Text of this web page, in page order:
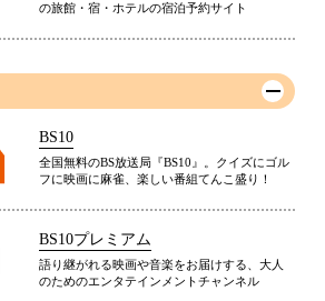
の旅館・宿・ホテルの宿泊予約サイト
BS10
全国無料のBS放送局『BS10』。クイズにゴル
フに映画に麻雀、楽しい番組てんこ盛り！
BS10プレミアム
語り継がれる映画や音楽をお届けする、大人
のためのエンタテインメントチャンネル